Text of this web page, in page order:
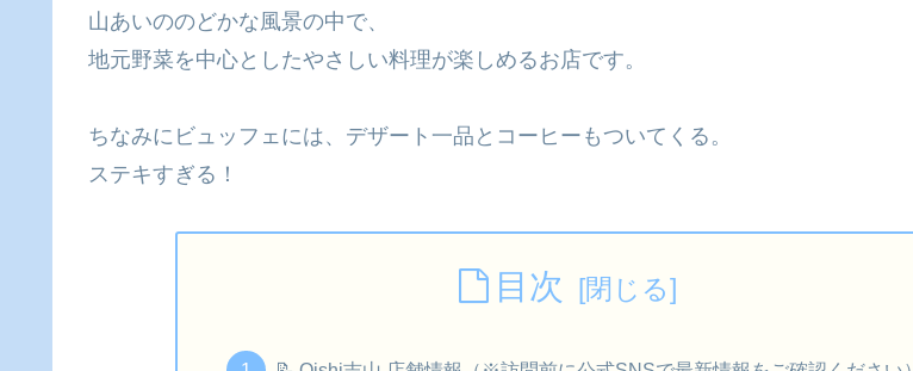
山あいののどかな風景の中で、
地元野菜を中心としたやさしい料理が楽しめるお店です。
ちなみにビュッフェには、デザート一品とコーヒーもついてくる。
ステキすぎる！
目次